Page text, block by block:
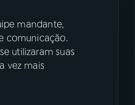
mandante,
comunicação.
utilizaram suas
vez mais